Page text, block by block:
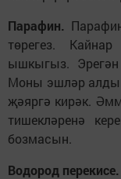
Парафин.
төрегез.
ышкыгыз.
Моны эшләр
җәяргә кирәк.
тишекләренә
бозмасын.
Водород перекисе.